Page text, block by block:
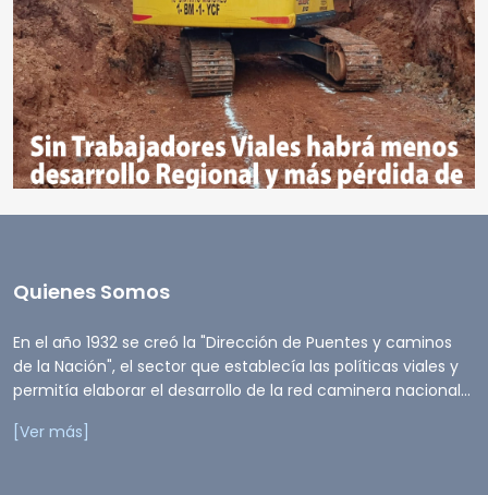
Quienes Somos
En el año 1932 se creó la "Dirección de Puentes y caminos
de la Nación", el sector que establecía las políticas viales y
permitía elaborar el desarrollo de la red caminera nacional...
[Ver más]